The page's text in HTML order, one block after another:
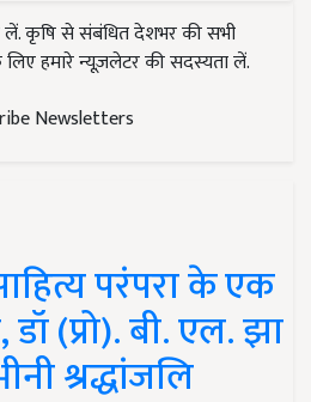
लें. कृषि से संबंधित देशभर की सभी
हमारे न्यूज़लेटर की सदस्यता लें.
Newsletters
परंपरा के एक
(प्रो). बी. एल. झा
श्रद्धांजलि